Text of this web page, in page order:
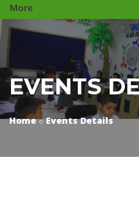
More
EVENTS
Home Events Details